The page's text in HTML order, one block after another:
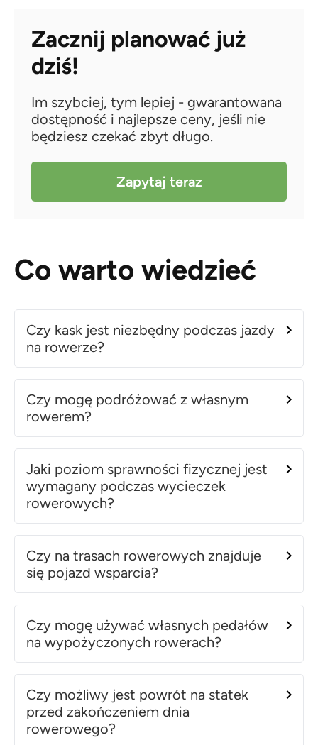
Zacznij planować już
dziś!
Im szybciej, tym lepiej - gwarantowana
dostępność i najlepsze ceny, jeśli nie
będziesz czekać zbyt długo.
Zapytaj teraz
Co warto wiedzieć
Czy kask jest niezbędny podczas jazdy
na rowerze?
Czy mogę podróżować z własnym
rowerem?
Jaki poziom sprawności fizycznej jest
wymagany podczas wycieczek
rowerowych?
Czy na trasach rowerowych znajduje
się pojazd wsparcia?
Czy mogę używać własnych pedałów
na wypożyczonych rowerach?
Czy możliwy jest powrót na statek
przed zakończeniem dnia
rowerowego?